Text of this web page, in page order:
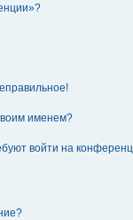
именем?
войти на